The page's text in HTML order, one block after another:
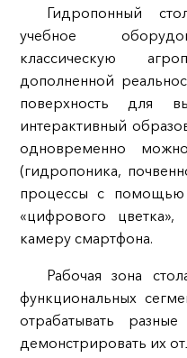
Гидропонный
учебное
классическую
дополненной
поверхность для
интерактивный
одновременно
(гидропоника,
процессы с
«цифрового
камеру смартфона.
Рабочая зона
функциональных
отрабатывать
демонстрировать их